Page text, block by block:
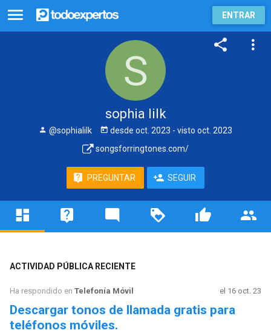
ENTRAR
sophia lilk
@sophialilk desde oct. 2023 - visto oct. 2023
songsforringtones.com/
PREGUNTAR SEGUIR
ACTIVIDAD PÚBLICA RECIENTE
Ha respondido en Telefonía Móvil el 16 oct. 23
Descargar tonos de llamada gratis para
teléfonos móviles.